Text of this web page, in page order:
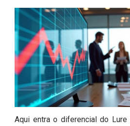
Aqui entra o diferencial do